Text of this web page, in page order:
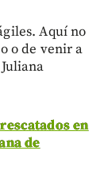
Aquí no
o de venir a
en
de